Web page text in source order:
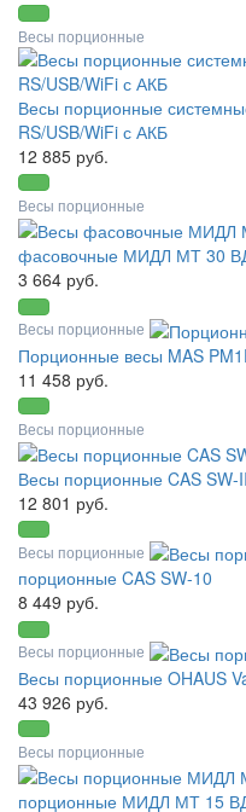
Весы порционные
Весы порционные
RS/USB/WiFi с АКБ
12 885 руб.
Весы порционные
фасовочные МИДЛ МТ 30
3 664 руб.
Весы порционные
Порционные весы MAS
11 458 руб.
Весы порционные
Весы порционные CAS
12 801 руб.
Весы порционные
порционные CAS SW-10
8 449 руб.
Весы порционные
Весы порционные OHAUS
43 926 руб.
Весы порционные
порционные МИДЛ МТ 15